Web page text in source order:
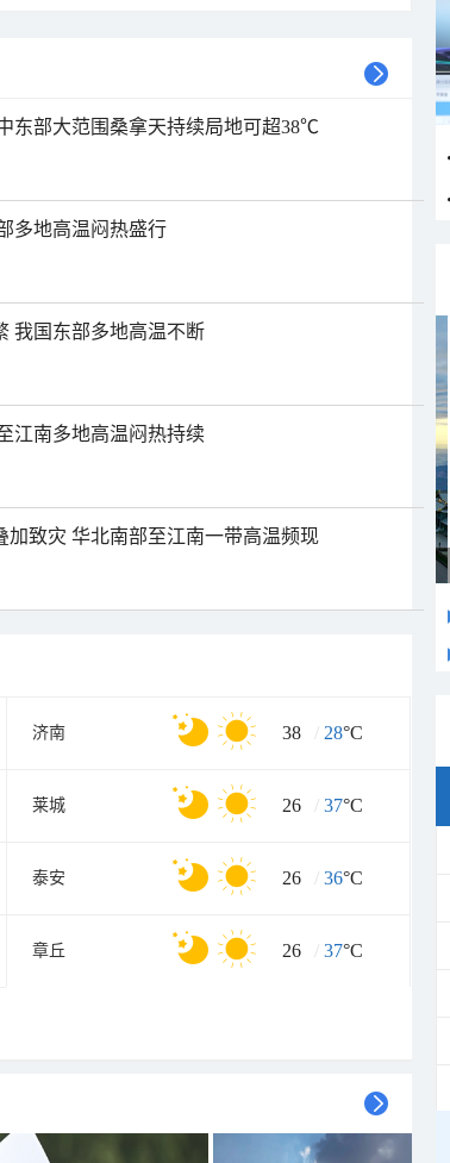
东部大范围桑拿天持续局地可超38℃
多地高温闷热盛行
我国东部多地高温不断
江南多地高温闷热持续
加致灾 华北南部至江南一带高温频现
济南 38 / 28°C
莱城 26 / 37°C
泰安 26 / 36°C
章丘 26 / 37°C